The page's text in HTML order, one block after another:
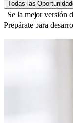
Se la mejor versión
Prepárate para